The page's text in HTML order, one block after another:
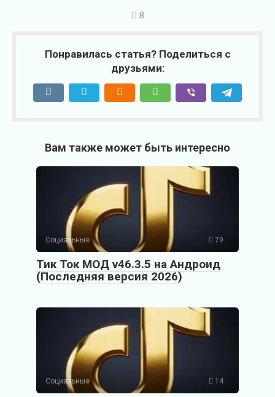
8
Понравилась статья? Поделиться с
друзьями:
Вам также может быть интересно
Социальные 79
Тик Ток МОД v46.3.5 на Андроид
(Последняя версия 2026)
Социальные 14